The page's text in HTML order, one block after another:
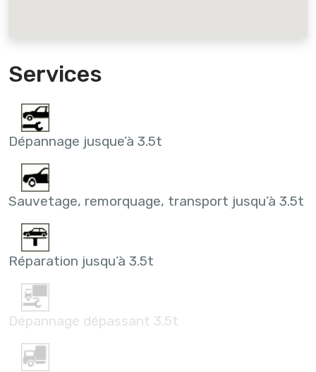
Services
Dépannage jusque’à 3.5t
Sauvetage, remorquage, transport jusqu’à 3.5t
Réparation jusqu’à 3.5t
Dépannage dépassant 3.5t